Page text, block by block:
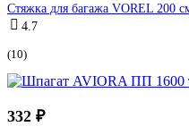
Стяжка для багажа VOREL 200
4.7
(10)
332 ₽